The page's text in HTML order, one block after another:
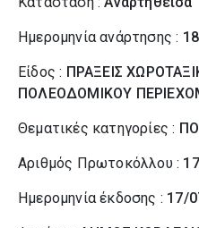
Ημερομηνία ανάρτησης :
Είδος : ΠΡΑΞΕΙΣ
ΠΟΛΕΟΔΟΜΙΚΟΥ
Θεματικές κατηγορίες :
Αριθμός Πρωτοκόλλου :
Ημερομηνία έκδοσης : 17/